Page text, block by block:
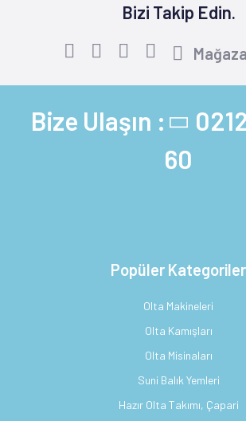
Bizi Takip Edin.
Bize Ulaşın :
60
Popüler Kategoriler
Olta Makineleri
Olta Kamışları
Olta Misinaları
Suni Balık Yemleri
Hazır Olta Takımı, Çapari